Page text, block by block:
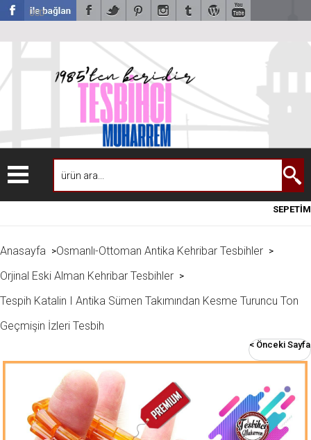
USD
SEPETİM
Anasayfa >Osmanlı-Ottoman Antika Kehribar Tesbihler >
Orjinal Eski Alman Kehribar Tesbihler >
Tespih Katalin I Antika Sümen Takımından Kesme Turuncu Ton
Geçmişin İzleri Tesbih
< Önceki Sayfa